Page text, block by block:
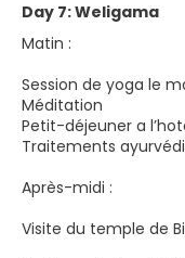
Day 7: Weligama
Matin :
Session de yoga le
Méditation
Petit-déjeuner a
Traitements
Après-midi :
Visite du temple de